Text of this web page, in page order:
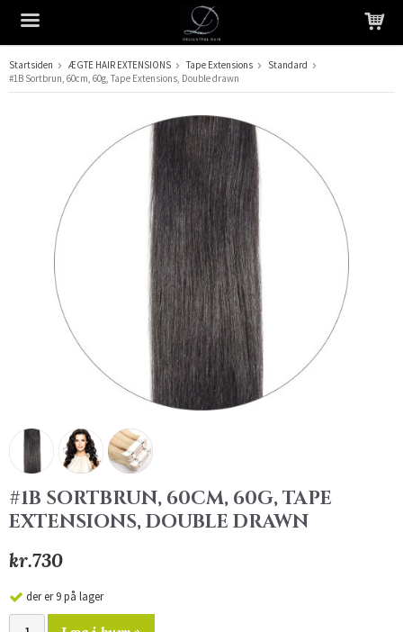
Produktet er blevet tilføjet til din indkøbskurv
Startsiden ÆGTE HAIR EXTENSIONS Tape Extensions
Standard
#1B Sortbrun, 60cm, 60g, Tape Extensions, Double drawn
#1B SORTBRUN, 60CM, 60G, TAPE
EXTENSIONS, DOUBLE DRAWN
kr.730
der er 9 på lager